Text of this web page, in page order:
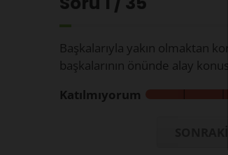
Başkalarıyla yakın olmaktan
başkalarının önünde alay
Katılmıyorum